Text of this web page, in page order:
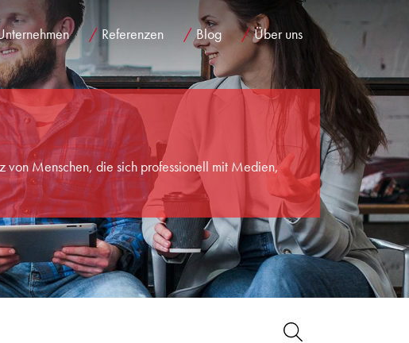
Referenzen Blog Über uns
von Menschen, die sich professionell mit Medien,